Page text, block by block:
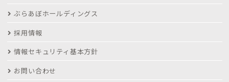
ぶらあぼホールディングス
採用情報
情報セキュリティ基本方針
お問い合わせ